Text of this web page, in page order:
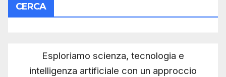
CERCA
Esploriamo scienza, tecnologia e
intelligenza artificiale con un approccio